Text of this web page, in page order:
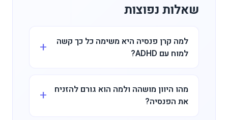
שאלות נפוצות
למה קרן פנסיה היא משימה כל כך קשה
למוח עם ADHD?
מהו היוון מושהה ולמה הוא גורם להזניח
את הפנסיה?